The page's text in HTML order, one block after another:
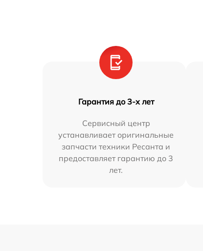
Гарантия до 3-х лет
Сервисный центр
устанавливает оригинальные
запчасти техники Ресанта и
предоставляет гарантию до 3
лет.